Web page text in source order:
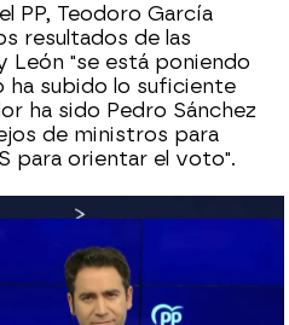
PP, Teodoro García
resultados de las
León "se está poniendo
ha subido lo suficiente
ha sido Pedro Sánchez
de ministros para
para orientar el voto".